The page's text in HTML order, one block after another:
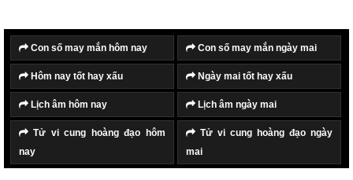
Con số may mắn hôm nay Con số may mắn ngày mai
Hôm nay tốt hay xấu Ngày mai tốt hay xấu
Lịch âm hôm nay Lịch âm ngày mai
Tử vi cung hoàng đạo hôm
nay
Tử vi cung hoàng đạo ngày
mai